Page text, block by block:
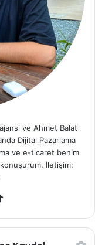
ve Ahmet Balat
Dijital Pazarlama
ve e-ticaret benim
konuşurum. İletişim:
TikTok